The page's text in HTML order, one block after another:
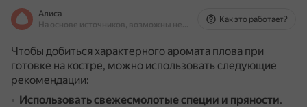
Алиса
На основе источников, возможны неточности
Как это работает?
Чтобы добиться характерного аромата плова при
готовке на костре, можно использовать следующие
рекомендации:
Использовать свежесмолотые специи и пряности.